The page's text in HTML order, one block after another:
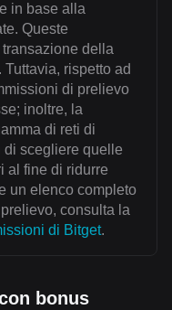
in base alla
Queste
della
rispetto ad
di prelievo
inoltre, la
di reti di
di scegliere quelle
al fine di ridurre
un elenco completo
consulta la
di Bitget.
bonus